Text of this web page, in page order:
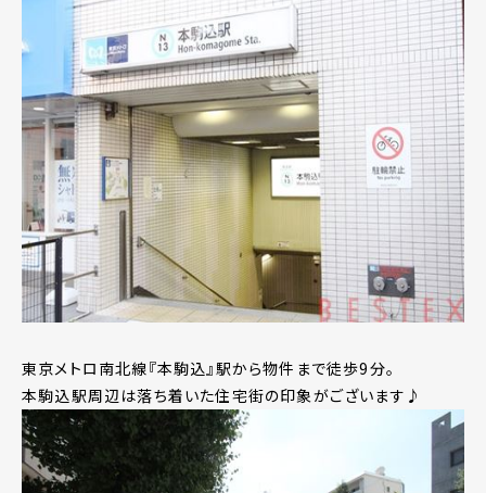
東京メトロ南北線『本駒込』駅から物件まで徒歩9分。
本駒込駅周辺は落ち着いた住宅街の印象がございます♪